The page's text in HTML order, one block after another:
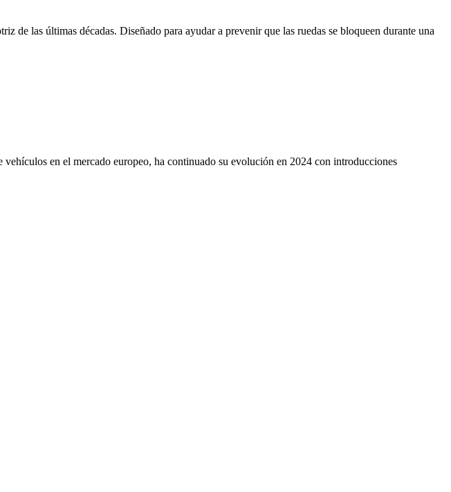
de las últimas décadas. Diseñado para ayudar a prevenir que las ruedas se bloqueen durante una
en el mercado europeo, ha continuado su evolución en 2024 con introducciones